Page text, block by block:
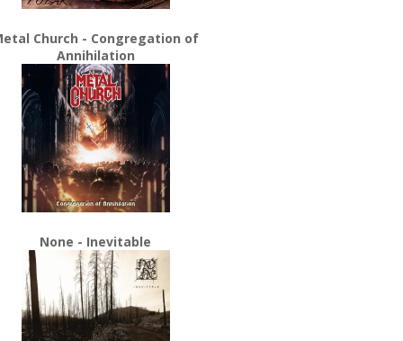
Church - Congregation of
Annihilation
None - Inevitable